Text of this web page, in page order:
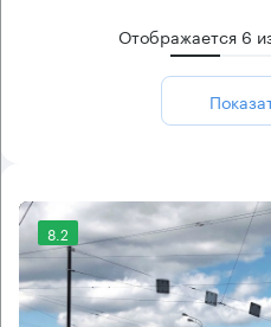
Отображается 6
8.2